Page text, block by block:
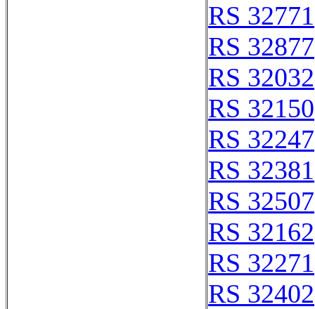
RS 32771
RS 32877
RS 32032
RS 32150
RS 32247
RS 32381
RS 32507
RS 32162
RS 32271
RS 32402